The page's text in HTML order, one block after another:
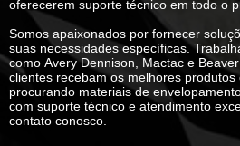
oferecerem suporte técnico em todo o
Somos apaixonados por fornecer
suas necessidades específicas.
como Avery Dennison, Mactac e
clientes recebam os melhores
procurando materiais de
com suporte técnico e atendimento
contato conosco.